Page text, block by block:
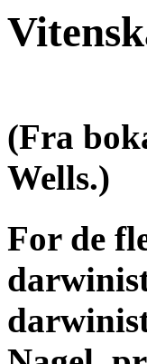
(Fra
Wells.)
For de